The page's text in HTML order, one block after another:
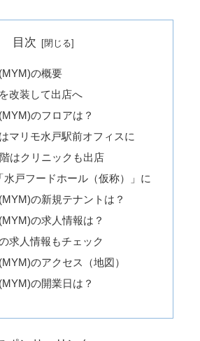
目次
の概要
改装して出店へ
のフロアは？
マリモ水戸駅前オフィスに
はクリニックも出店
水戸フードホール（仮称）」に
の新規テナントは？
の求人情報は？
求人情報もチェック
のアクセス（地図）
の開業日は？